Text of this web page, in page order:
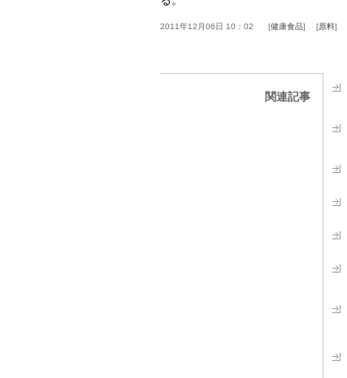
2011年12月06日 10：02 健康食品 原料
関連記事